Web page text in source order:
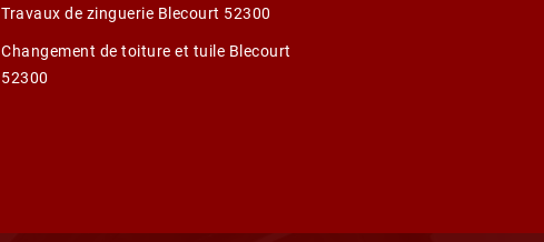
Travaux de zinguerie Blecourt 52300
Changement de toiture et tuile Blecourt
52300